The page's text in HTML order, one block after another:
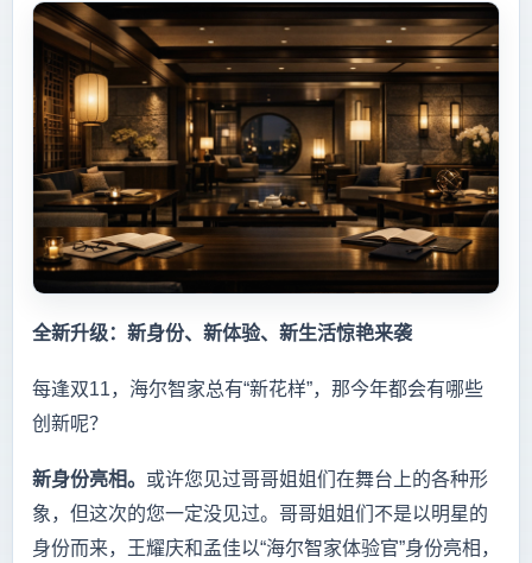
全新升级：新身份、新体验、新生活惊艳来袭
每逢双11，海尔智家总有“新花样”，那今年都会有哪些
创新呢？
新身份亮相。 或许您见过哥哥姐姐们在舞台上的各种形
象，但这次的您一定没见过。哥哥姐姐们不是以明星的
身份而来，王耀庆和孟佳以“海尔智家体验官”身份亮相，